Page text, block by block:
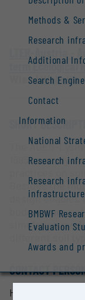
Methods &
Research
Additional
Search Engine
Contact
Information
National
Research
Research
BMBWF
Evaluation
Awards and
term Ecological
Wien |Website
SHORT
The AGES-
1995 to study
Besides the
design
budget
simulation
CONTACT
Helene Berthold